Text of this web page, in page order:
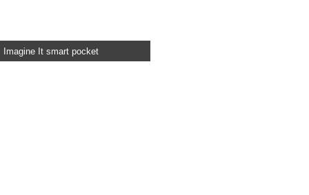
Imagine It smart pocket